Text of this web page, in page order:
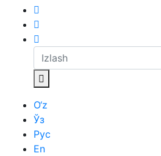
O‘z
Ўз
Рус
En